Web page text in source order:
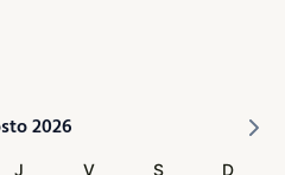
2026
J V S
D